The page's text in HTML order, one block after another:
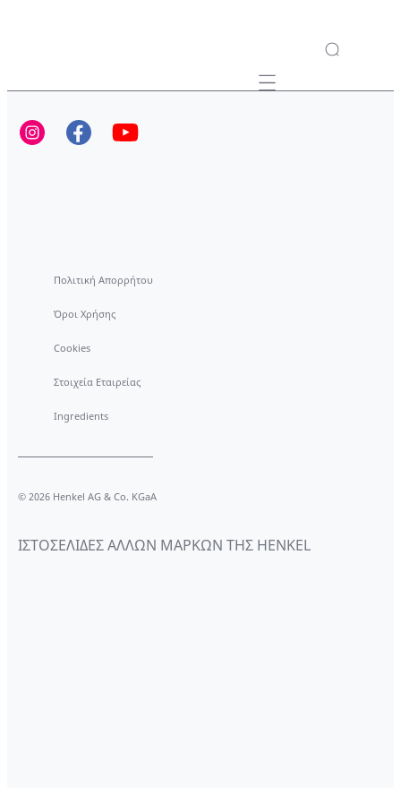
Mobile navigation
Πολιτική Απορρήτου
Όροι Χρήσης
Cookies
Στοιχεία Εταιρείας
Ingredients
© 2026 Henkel AG & Co. KGaA
ΙΣΤΟΣΕΛΙΔΕΣ ΑΛΛΩΝ ΜΑΡΚΩΝ ΤΗΣ HENKEL